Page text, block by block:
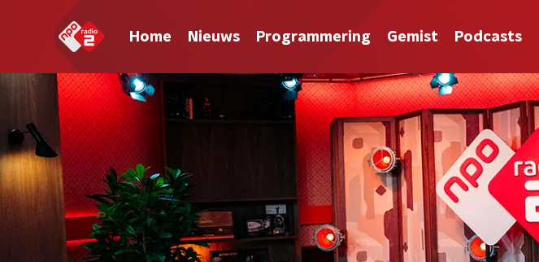
Home Nieuws Programmering Gemist Podcasts